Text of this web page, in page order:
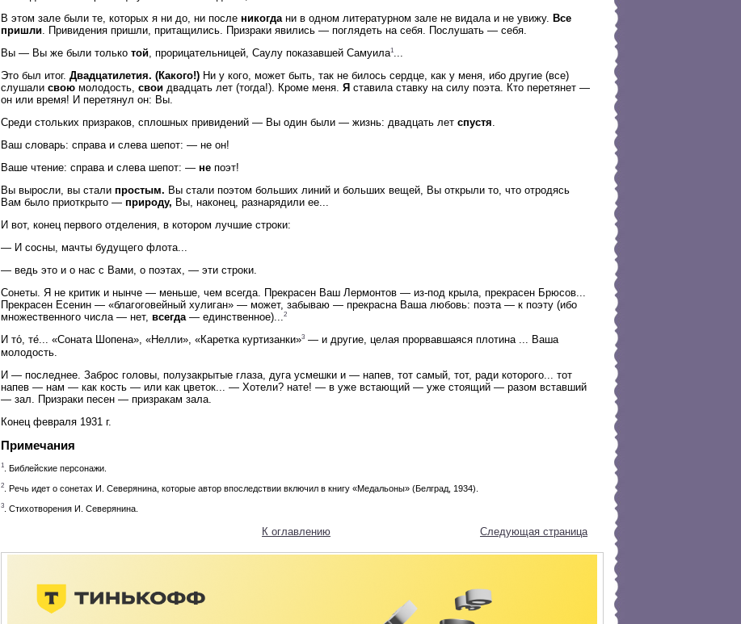
В этом зале были те, которых я ни до, ни после никогда ни в одном литературном зале не видала и не увижу. Все
пришли . Привидения пришли, притащились. Призраки явились — поглядеть на себя. Послушать — себя.
Вы — Вы же были только той, прорицательницей, Саулу показавшей Самуила1 ...
Это был итог. Двадцатилетия. (Какого!) Ни у кого, может быть, так не билось сердце, как у меня, ибо другие (все)
слушали свою молодость, свои двадцать лет (тогда!). Кроме меня. Я ставила ставку на силу поэта. Кто перетянет —
он или время! И перетянул он: Вы.
Среди стольких призраков, сплошных привидений — Вы один были — жизнь: двадцать лет спустя.
Ваш словарь: справа и слева шепот: — не он!
Ваше чтение: справа и слева шепот: — не поэт!
Вы выросли, вы стали простым. Вы стали поэтом больших линий и больших вещей, Вы открыли то, что отродясь
Вам было приоткрыто — природу, Вы, наконец, разнарядили ее...
И вот, конец первого отделения, в котором лучшие строки:
— И сосны, мачты будущего флота...
— ведь это и о нас с Вами, о поэтах, — эти строки.
Сонеты. Я не критик и нынче — меньше, чем всегда. Прекрасен Ваш Лермонтов — из-под крыла, прекрасен Брюсов...
Прекрасен Есенин — «благоговейный хулиган» — может, забываю — прекрасна Ваша любовь: поэта — к поэту (ибо
множественного числа — нет, всегда— единственное)...2
И то́, те́... «Соната Шопена», «Нелли», «Каретка куртизанки»3 — и другие, целая прорвавшаяся плотина ... Ваша
молодость.
И — последнее. Заброс головы, полузакрытые глаза, дуга усмешки и — напев, тот самый, тот, ради которого... тот
напев — нам — как кость — или как цветок... — Хотели? нате! — в уже встающий — уже стоящий — разом вставший
— зал. Призраки песен — призракам зала.
Конец февраля 1931 г.
Примечания
1 . Библейские персонажи.
2 . Речь идет о сонетах И. Северянина, которые автор впоследствии включил в книгу «Медальоны» (Белград, 1934).
3 . Стихотворения И. Северянина.
К оглавлению Следующая страница